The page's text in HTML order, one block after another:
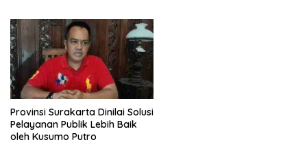
Provinsi Surakarta Dinilai Solusi
Pelayanan Publik Lebih Baik
oleh Kusumo Putro